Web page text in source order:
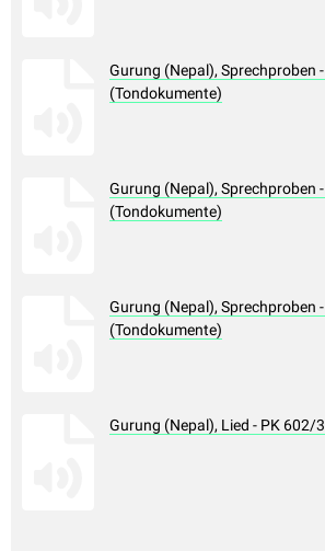
Gurung (Nepal), Sprechproben
(Tondokumente)
Gurung (Nepal), Sprechproben
(Tondokumente)
Gurung (Nepal), Sprechproben
(Tondokumente)
Gurung (Nepal), Lied - PK 602/